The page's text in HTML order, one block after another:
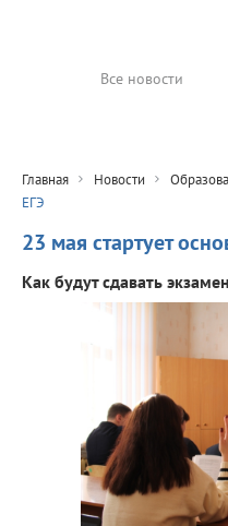
Все новости
Главная Новости
ЕГЭ
23 мая стартует
Как будут сдавать